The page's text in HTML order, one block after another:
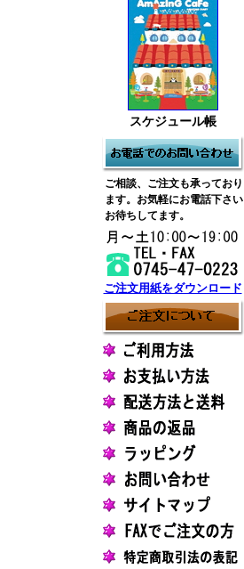
スケジュール帳
ご相談、ご注文も承っており
ます。お気軽にお電話下さい
お待ちしてます。
ご注文用紙をダウンロード